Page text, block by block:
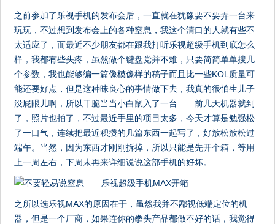
之前参加了乐视手机的发布会后，一直就在犹豫要不要弄一台来
玩玩，不过想到发布会上的各种窒息，我这个清口的人就有些不
太适应了，而最近不少朋友都在跟我打听乐视超级手机到底怎么
样，我都有些头疼，虽然做个键盘党并不难，只要简简单单搜几
个参数，我也能够编一篇像模像样的稿子而且比一些KOL质量可
能还要好点，但是这种昧良心的事情做下去，我真的很怕生儿子
没屁眼儿啊，所以干脆当当小白鼠入了一台……前几天机器就到
了，照片也拍了，不过最近手里的项目太多，今天才算是勉强松
了一口气，连续把最近积攒的几篇东西一起写了，好放松放松过
端午。当然，因为东西才刚刚拆掉，所以只能是先开个箱，等用
上一周左右，下周末再来详细说说这部手机的好坏。
之所以选乐视MAX的原因在于，虽然我并不鄙视低端定位的机
器，但是一个厂商，如果连你的拳头产品都做不好的话，我觉得